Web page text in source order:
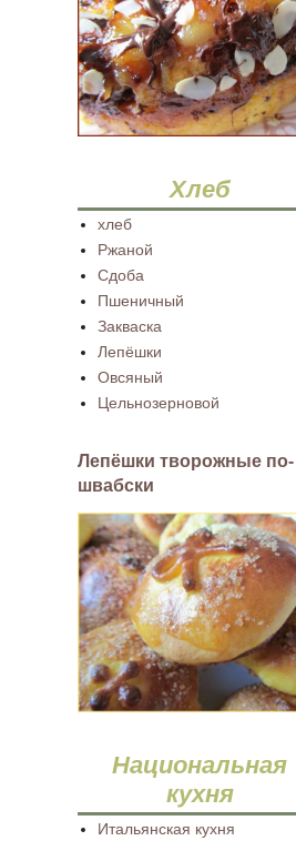
Хлеб
хлеб
Ржаной
Сдоба
Пшеничный
Закваска
Лепёшки
Овсяный
Цельнозерновой
Лепёшки творожные по-
швабски
Национальная
кухня
Итальянская кухня